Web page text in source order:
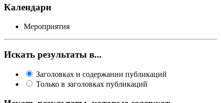
Календари
Мероприятия
Искать результаты в...
Заголовках и содержании публикаций
Только в заголовках публикаций